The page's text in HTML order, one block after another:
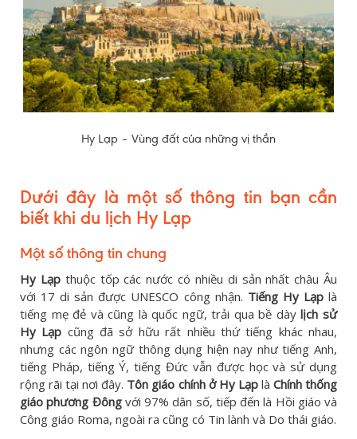
Hy Lạp – Vùng đất của những vị thần
Dưới đây là một số thông tin bạn cần
biết khi du lịch Hy Lạp
Một số thông tin chung
Hy Lạpthuộc tốp các nước có nhiều di sản nhất châu Âu
với 17 di sản được UNESCO công nhận. Tiếng Hy Lạplà
tiếng mẹ đẻ và cũng là quốc ngữ, trải qua bề dàylịch sử
Hy Lạp cũng đã sở hữu rất nhiều thứ tiếng khác nhau,
nhưng các ngôn ngữ thông dụng hiện nay như tiếng Anh,
tiếng Pháp, tiếng Ý, tiếng Đức vẫn được học và sử dụng
rộng rãi tại nơi đây. Tôn giáo chính ở Hy Lạplà Chính thống
giáo phương Đôngvới 97% dân số, tiếp đến là Hồi giáo và
Công giáo Roma, ngoài ra cũng có Tin lành và Do thái giáo.